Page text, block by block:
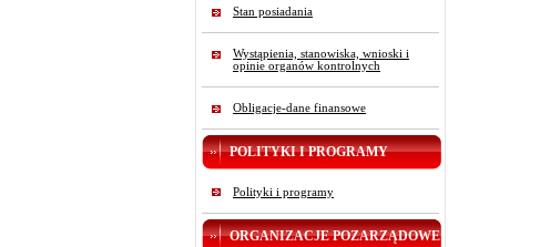
Stan posiadania
Wystąpienia, stanowiska, wnioski i
opinie organów kontrolnych
Obligacje-dane finansowe
POLITYKI I PROGRAMY
Polityki i programy
ORGANIZACJE POZARZĄDOWE